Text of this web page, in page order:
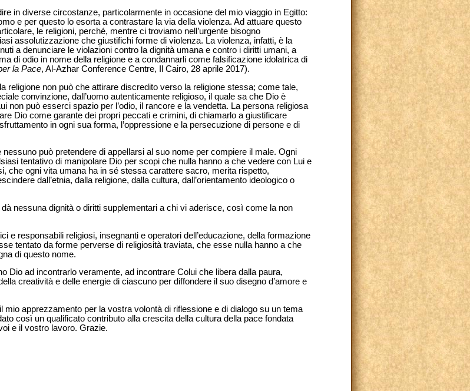
in diverse circostanze, particolarmente in occasione del mio viaggio in Egitto:
e per questo lo esorta a contrastare la via della violenza. Ad attuare questo
le religioni, perché, mentre ci troviamo nell’urgente bisogno
assolutizzazione che giustifichi forme di violenza. La violenza, infatti, è la
a denunciare le violazioni contro la dignità umana e contro i diritti umani, a
di odio in nome della religione e a condannarli come falsificazione idolatrica di
la Pace, Al-Azhar Conference Centre, Il Cairo, 28 aprile 2017).
religione non può che attirare discredito verso la religione stessa; come tale,
convinzione, dall’uomo autenticamente religioso, il quale sa che Dio è
non può esserci spazio per l’odio, il rancore e la vendetta. La persona religiosa
Dio come garante dei propri peccati e crimini, di chiamarlo a giustificare
in ogni sua forma, l’oppressione e la persecuzione di persone e di
può pretendere di appellarsi al suo nome per compiere il male. Ogni
tentativo di manipolare Dio per scopi che nulla hanno a che vedere con Lui e
che ogni vita umana ha in sé stessa carattere sacro, merita rispetto,
dall’etnia, dalla religione, dalla cultura, dall’orientamento ideologico o
dà nessuna dignità o diritti supplementari a chi vi aderisce, così come la non
e responsabili religiosi, insegnanti e operatori dell’educazione, della formazione
tentato da forme perverse di religiosità traviata, che esse nulla hanno a che
di questo nome.
Dio ad incontrarlo veramente, ad incontrare Colui che libera dalla paura,
creatività e delle energie di ciascuno per diffondere il suo disegno d’amore e
apprezzamento per la vostra volontà di riflessione e di dialogo su un tema
così un qualificato contributo alla crescita della cultura della pace fondata
e il vostro lavoro. Grazie.